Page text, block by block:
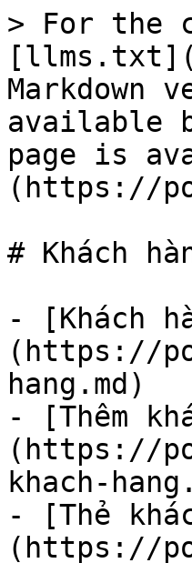
> For the
Markdown
available
page is
(https://
# Khách
- [Khách
(https://
hang.md)
- [Thêm
(https://
khach-
- [Thẻ
(https://